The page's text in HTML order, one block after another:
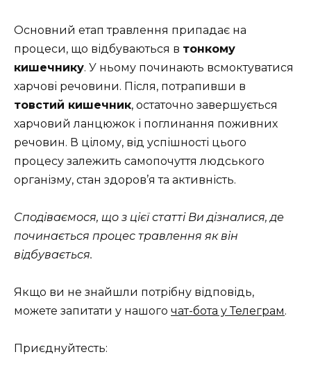
Основний етап травлення припадає на
процеси, що відбуваються в тонкому
кишечнику. У ньому починають всмоктуватися
харчові речовини. Після, потрапивши в
товстий кишечник, остаточно завершується
харчовий ланцюжок і поглинання поживних
речовин. В цілому, від успішності цього
процесу залежить самопочуття людського
організму, стан здоров’я та активність.
Сподіваємося, що з цієї статті Ви дізналися, де
починається процес травлення як він
відбувається.
Якщо ви не знайшли потрібну відповідь,
можете запитати у нашого чат-бота у Телеграм.
Приєднуйтесть: